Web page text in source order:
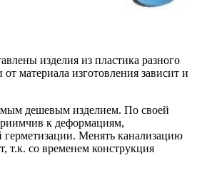
изделия из пластика разного
от материала изготовления зависит и
дешевым изделием. По своей
к деформациям,
Менять канализацию
т.к. со временем конструкция